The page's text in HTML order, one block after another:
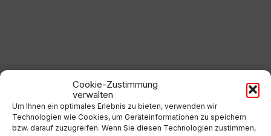
Cookie-Zustimmung
verwalten
Um Ihnen ein optimales Erlebnis zu bieten, verwenden wir
Technologien wie Cookies, um Geräteinformationen zu speichern
bzw. darauf zuzugreifen. Wenn Sie diesen Technologien zustimmen,
Kalender